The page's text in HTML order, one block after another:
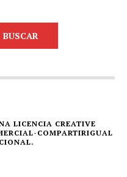
LICENCIA CREATIVE
COMPARTIRIGUAL